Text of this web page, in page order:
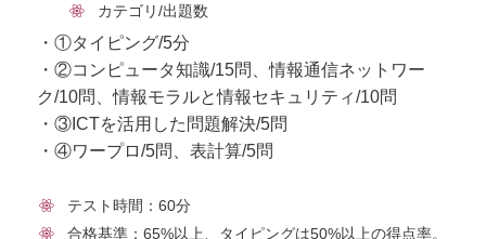
カテゴリ/出題数
・①タイピング/5分
・②コンピュータ知識/15問、情報通信ネットワー
ク/10問、情報モラルと情報セキュリティ/10問
・③ICTを活用した問題解決/5問
・④ワープロ/5問、表計算/5問
テスト時間：60分
合格基準：65%以上、タイピングは50%以上の得点率。